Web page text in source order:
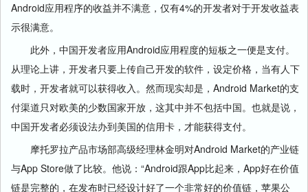
Android应用程序的收益并不满意，仅有4%的开发者对于开发收益表
示很满意。
此外，中国开发者应用Android应用程度的短板之一便是支付。
从理论上讲，开发者只要上传自己开发的软件，设定价格，当有人下
载时，开发者就可以获得收入。然而现实却是，Android Market的支
付渠道只对欧美的少数国家开放，这其中并不包括中国。也就是说，
中国开发者必须设法办到美国的信用卡，才能获得支付。
摩托罗拉产品市场部高级经理林金明对Android Market的产业链
与App Store做了比较。他说：“Android跟App比起来，App好在价值
链是完整的，在发布时已经设计好了一个非常好的价值链，苹果公